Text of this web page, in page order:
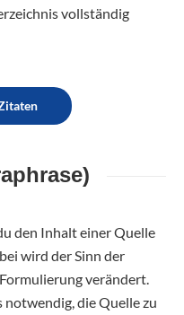
vollständig
den Inhalt einer Quelle
wird der Sinn der
verändert.
die Quelle zu